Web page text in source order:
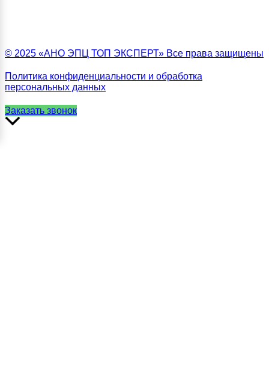
© 2025 «АНО ЭПЦ ТОП ЭКСПЕРТ» Все права защищены
Политика конфиденциальности и обработка
персональных данных
Заказать звонок